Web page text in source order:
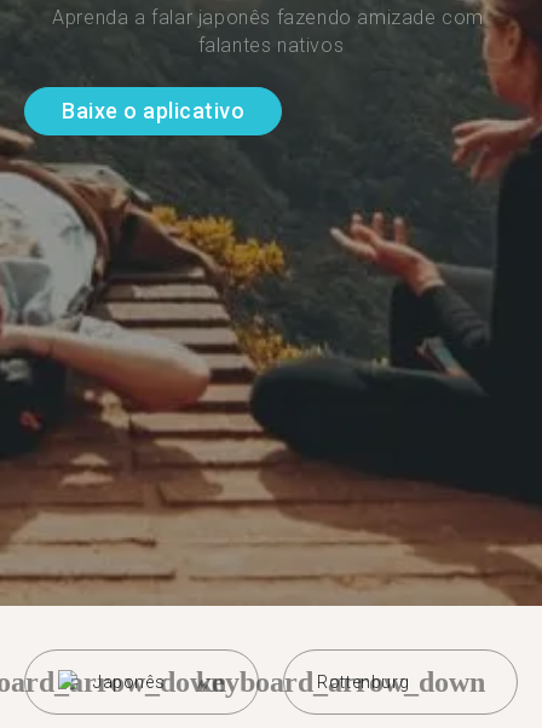
Aprenda a falar japonês fazendo amizade com
falantes nativos
Baixe o aplicativo
Japonês Rottenburg
keyboard_arrow_down